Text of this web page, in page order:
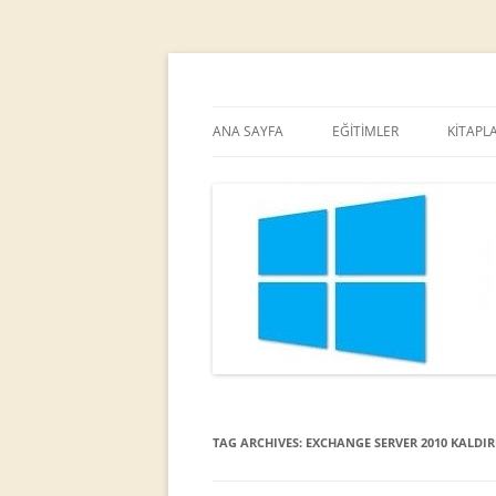
ANA SAYFA EĞİTİMLER
TAG ARCHIVES: EXCHANGE SERVER 2010